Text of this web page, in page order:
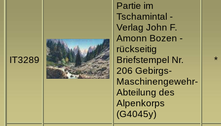
IT3289
Partie im
Tschamintal -
Verlag John F.
Amonn Bozen -
rückseitig
Briefstempel Nr.
206 Gebirgs-
Maschinengewehr-
Abteilung des
Alpenkorps
(G4045y)
*